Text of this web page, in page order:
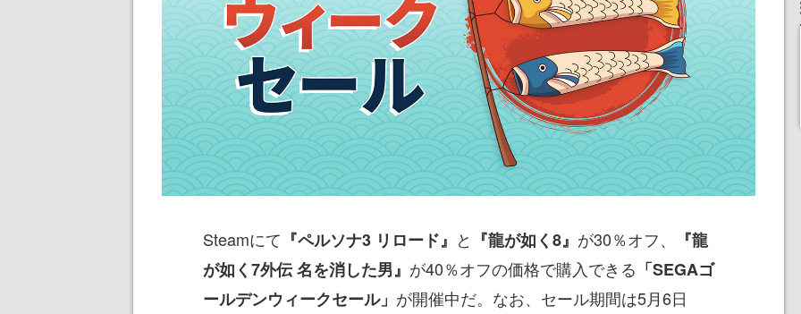
Steamにて 『ペルソナ3 リロード』 と 『龍が如く8』 が30％オフ、
『龍
が如く7外伝 名を消した男』 が40％オフの価格で購入できる 「SEGAゴ
ールデンウィークセール」 が開催中だ。なお、セール期間は5月6日